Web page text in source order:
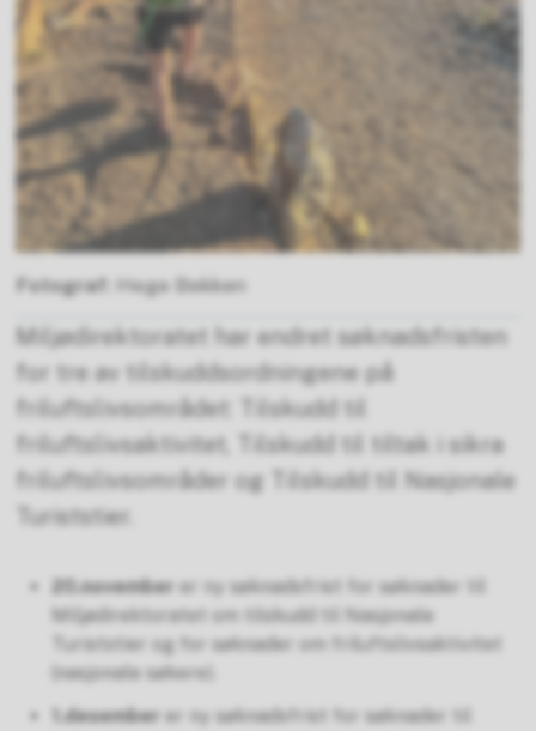
Hege Bekken
Miljødirektoratet har endret søknadsfristen
for tre av tilskuddsordningene på
friluftslivsområdet: Tilskudd til
friluftslivsaktivitet, Tilskudd til tiltak i sikra
friluftslivsområder og Tilskudd til Nasjonale
Turiststier.
20.november er ny søknadsfrist for søknader til
Miljødirektoratet om tilskudd til Nasjonale
Turiststier og for søknader om friluftslivsaktivitet
(nasjonale søkere).
1.desember er ny søknadsfrist
for søknader til